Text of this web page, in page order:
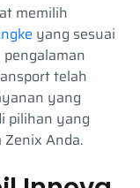
memilih
yang sesuai
telah
yang
pilihan yang
Anda.